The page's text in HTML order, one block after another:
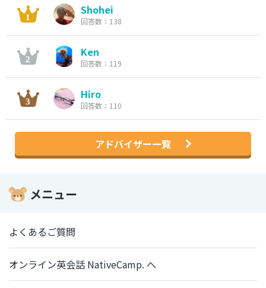
Shohei
回答数：138
Ken
回答数：119
Hiro
回答数：110
アドバイザー一覧
メニュー
よくあるご質問
オンライン英会話 NativeCamp. へ